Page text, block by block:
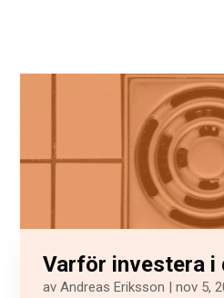
Varför investera i
avAndreas Eriksson |nov 5,